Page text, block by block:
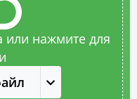
нажмите для